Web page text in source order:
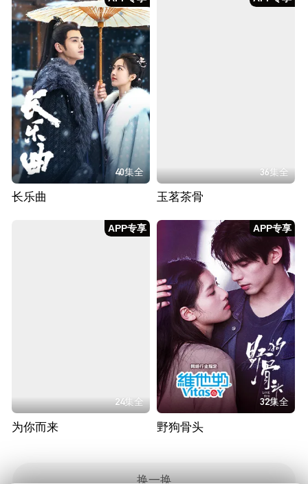
40集全
长乐曲
36集全
玉茗茶骨
APP专享
24集全
为你而来
APP专享
32集全
野狗骨头
换一换